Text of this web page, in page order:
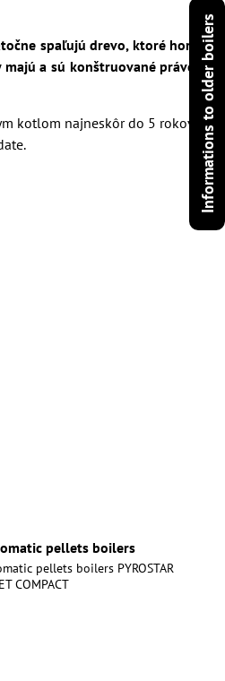
spaľujú drevo, ktoré horí
a sú konštruované práve
kotlom najneskôr do 5 rokov
pellets boilers
pellets boilers PYROSTAR
COMPACT
Informations to older boilers